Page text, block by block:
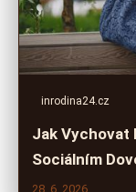
inrodina24.cz
Jak Vychovat
Sociálním
28. 6. 2026